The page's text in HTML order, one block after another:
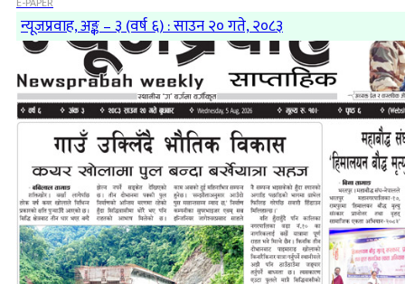
न्यूजप्रवाह, अङ्क – ३ (वर्ष ६) : साउन २० गते, २०८३